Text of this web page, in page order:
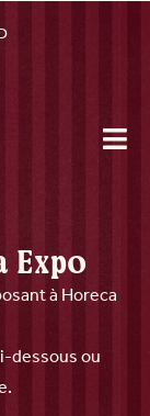
Expo
à Horeca
dessous ou